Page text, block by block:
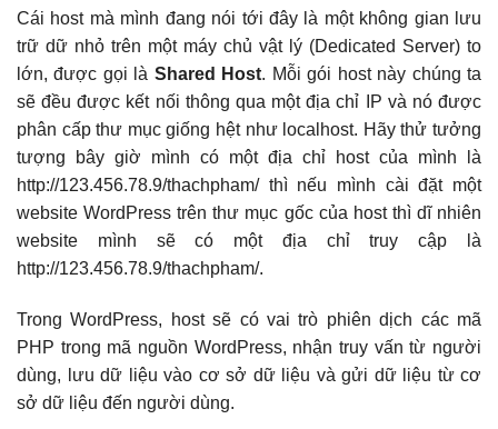
Cái host mà mình đang nói tới đây là một không gian lưu
trữ dữ nhỏ trên một máy chủ vật lý (Dedicated Server) to
lớn, được gọi là Shared Host. Mỗi gói host này chúng ta
sẽ đều được kết nối thông qua một địa chỉ IP và nó được
phân cấp thư mục giống hệt như localhost. Hãy thử tưởng
tượng bây giờ mình có một địa chỉ host của mình là
http://123.456.78.9/thachpham/ thì nếu mình cài đặt một
website WordPress trên thư mục gốc của host thì dĩ nhiên
website mình sẽ có một địa chỉ truy cập là
http://123.456.78.9/thachpham/.
Trong WordPress, host sẽ có vai trò phiên dịch các mã
PHP trong mã nguồn WordPress, nhận truy vấn từ người
dùng, lưu dữ liệu vào cơ sở dữ liệu và gửi dữ liệu từ cơ
sở dữ liệu đến người dùng.